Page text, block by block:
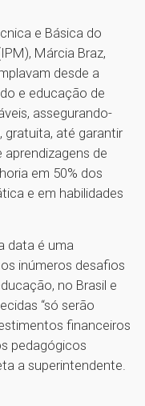
e Básica do
Márcia Braz,
desde a
e educação de
assegurando-
gratuita, até garantir
de
em 50% dos
e em habilidades
data é uma
inúmeros desafios
no Brasil e
“só serão
financeiros
pedagógicos
a superintendente.